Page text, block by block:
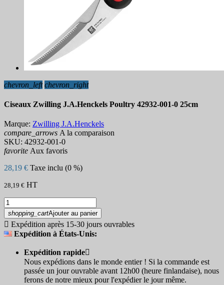
chevron_left chevron_right
Ciseaux Zwilling J.A.Henckels Poultry 42932-001-0 25cm
Marque: Zwilling J.A.Henckels
compare_arrows A la comparaison
SKU: 42932-001-0
favorite Aux favoris
28,19 € Taxe inclu (0 %)
28,19 € HT
shopping_cartAjouter au panier
 Expédition après 15-30 jours ouvrables
Expédition à États-Unis:
Expédition rapide
Nous expédions dans le monde entier ! Si la commande est
passée un jour ouvrable avant 12h00 (heure finlandaise), nous
ferons de notre mieux pour l'expédier le jour même.